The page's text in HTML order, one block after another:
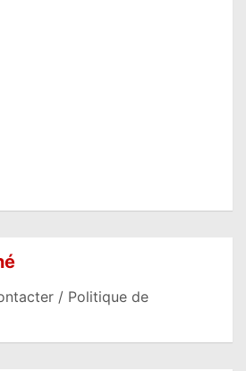
/ Politique de